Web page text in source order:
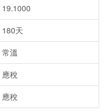
19.1000
180天
常溫
應稅
應稅